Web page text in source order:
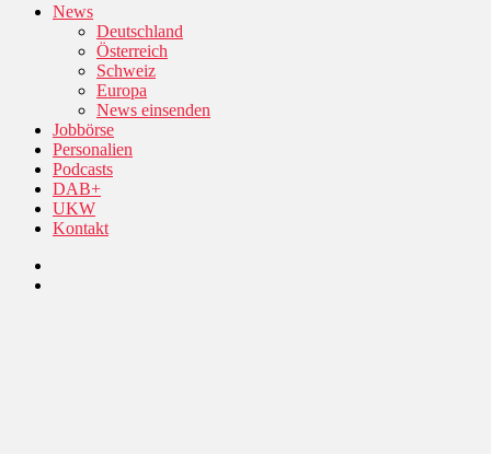
News
Deutschland
Österreich
Schweiz
Europa
News einsenden
Jobbörse
Personalien
Podcasts
DAB+
UKW
Kontakt